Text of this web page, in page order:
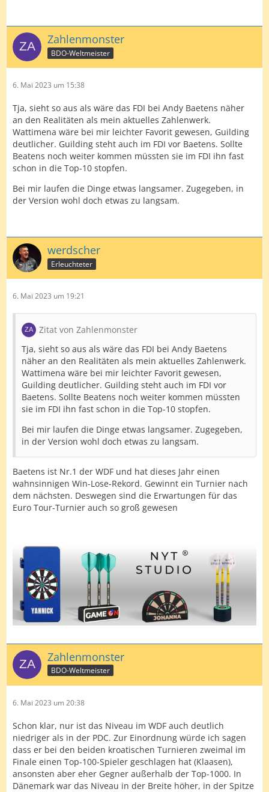
Zahlenmonster
BDO-Weltmeister
6. Mai 2023 um 15:38
Tja, sieht so aus als wäre das FDI bei Andy Baetens näher
an den Realitäten als mein aktuelles Zahlenwerk.
Wattimena wäre bei mir leichter Favorit gewesen, Guilding
deutlicher. Guilding steht auch im FDI vor Baetens. Sollte
Beatens noch weiter kommen müssten sie im FDI ihn fast
schon in die Top-10 stopfen.
Bei mir laufen die Dinge etwas langsamer. Zugegeben, in
der Version wohl doch etwas zu langsam.
werdscher
Erleuchteter
6. Mai 2023 um 19:21
Zitat von Zahlenmonster
Tja, sieht so aus als wäre das FDI bei Andy Baetens
näher an den Realitäten als mein aktuelles Zahlenwerk.
Wattimena wäre bei mir leichter Favorit gewesen,
Guilding deutlicher. Guilding steht auch im FDI vor
Baetens. Sollte Beatens noch weiter kommen müssten
sie im FDI ihn fast schon in die Top-10 stopfen.
Bei mir laufen die Dinge etwas langsamer. Zugegeben,
in der Version wohl doch etwas zu langsam.
Baetens ist Nr.1 der WDF und hat dieses Jahr einen
wahnsinnigen Win-Lose-Rekord. Gewinnt ein Turnier nach
dem nächsten. Deswegen sind die Erwartungen für das
Euro Tour-Turnier auch so groß gewesen
Zahlenmonster
BDO-Weltmeister
6. Mai 2023 um 20:38
Schon klar, nur ist das Niveau im WDF auch deutlich
niedriger als in der PDC. Zur Einordnung würde ich sagen
dass er bei den beiden kroatischen Turnieren zweimal im
Finale einen Top-100-Spieler geschlagen hat (Klaasen),
ansonsten aber eher Gegner außerhalb der Top-1000. In
Dänemark war das Niveau in der Breite höher, in der Spitze